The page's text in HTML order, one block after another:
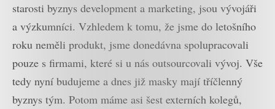
starosti byznys development a marketing, jsou vývojáři
a výzkumníci. Vzhledem k tomu, že jsme do letošního
roku neměli produkt, jsme donedávna spolupracovali
pouze s firmami, které si u nás outsourcovali vývoj. Vše
tedy nyní budujeme a dnes již masky mají tříčlenný
byznys tým. Potom máme asi šest externích kolegů,